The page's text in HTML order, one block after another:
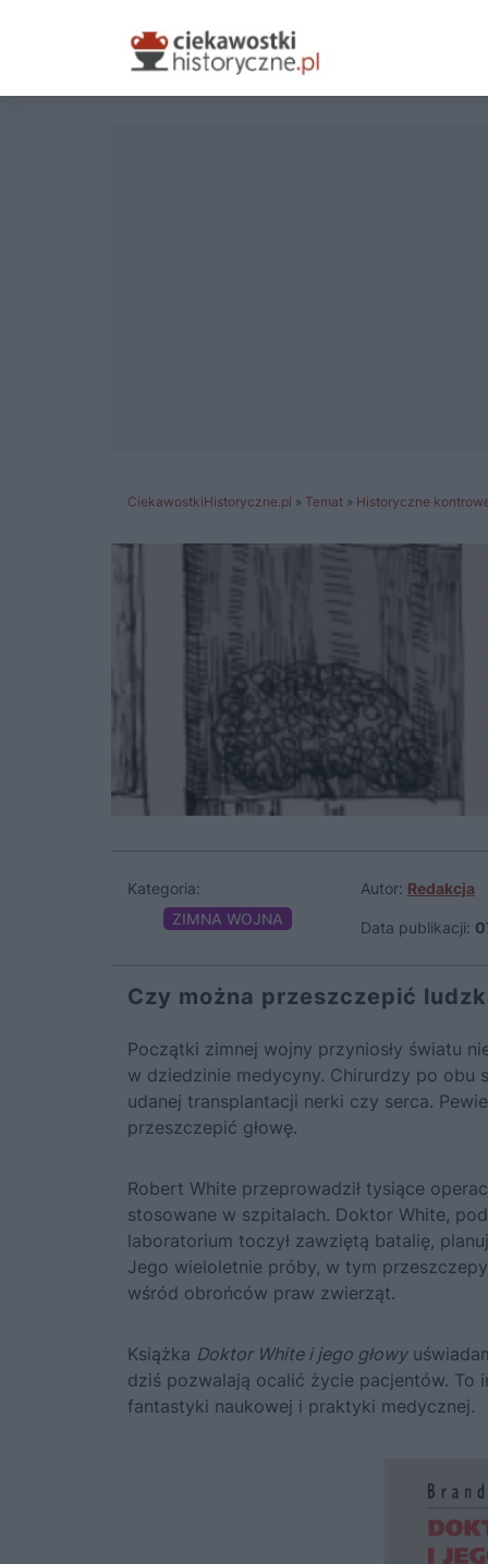
CiekawostkiHistoryczne.pl » Temat » Historyczne
Kategoria:
ZIMNA WOJNA
Autor: Redakcja
Data publikacji:
Czy można przeszczepić
Początki zimnej wojny przyniosły światu
w dziedzinie medycyny. Chirurdzy po
udanej transplantacji nerki czy serca.
przeszczepić głowę.
Robert White przeprowadził tysiące
stosowane w szpitalach. Doktor White,
laboratorium toczył zawziętą batalię,
Jego wieloletnie próby, w tym przeszczepy
wśród obrońców praw zwierząt.
Książka Doktor White i jego głowy
dziś pozwalają ocalić życie pacjentów. To
fantastyki naukowej i praktyki medycznej.